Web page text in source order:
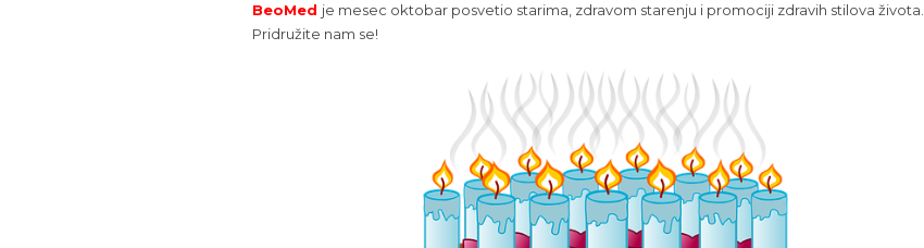
BeoMed je mesec oktobar posvetio starima, zdravom starenju i promociji zdravih stilova života.
Pridružite nam se!